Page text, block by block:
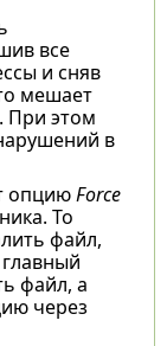
все
и сняв
мешает
При этом
в
опциюForce
То
файл,
файл, а
через